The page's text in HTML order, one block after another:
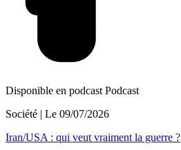
Disponible en podcast Podcast
Société | Le 09/07/2026
Iran/USA : qui veut vraiment la guerre ?